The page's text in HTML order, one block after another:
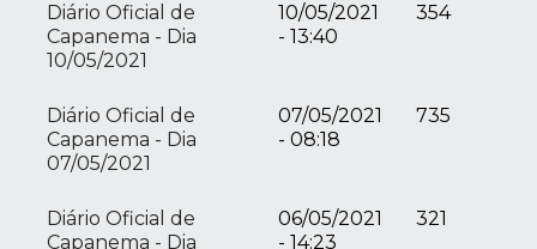
Diário Oficial de
Capanema - Dia
10/05/2021
10/05/2021
- 13:40
354
Diário Oficial de
Capanema - Dia
07/05/2021
07/05/2021
- 08:18
735
Diário Oficial de
Capanema - Dia
06/05/2021
- 14:23
321